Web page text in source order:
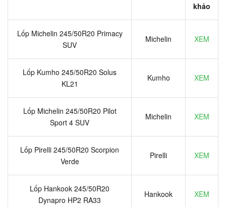
khảo
Lốp Michelin 245/50R20 Primacy
SUV
Michelin XEM
Lốp Kumho 245/50R20 Solus
KL21
Kumho XEM
Lốp Michelin 245/50R20 Pilot
Sport 4 SUV
Michelin XEM
Lốp Pirelli 245/50R20 Scorpion
Verde
Pirelli XEM
Lốp Hankook 245/50R20
Dynapro HP2 RA33
Hankook XEM